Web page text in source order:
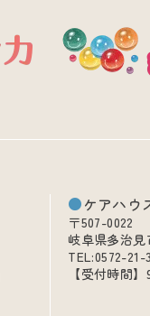
ケアハウ
〒507-0022
岐阜県多治見
TEL:0572-
【受付時間